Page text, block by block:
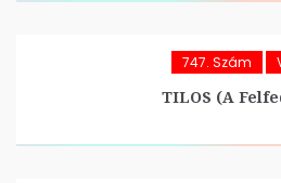
747. Szám
TILOS (A